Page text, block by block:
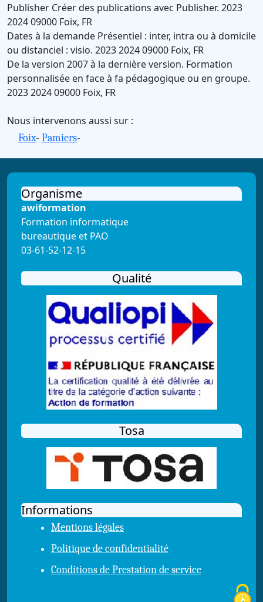
Publisher Créer des publications avec Publisher. 2023
202409000 Foix, FR
Dates à la demande Présentiel : inter, intra ou à domicile
ou distanciel : visio. 2023202409000 Foix, FR
De la version 2007 à la dernière version. Formation
personnalisée en face à fa pédagogique ou en groupe.
2023202409000 Foix, FR
Nous intervenons aussi sur :
Foix- Pamiers-
Organisme
awiformation
Formation informatique
bureautique et PAO
03-61-52-12-15
Qualité
Tosa
Informations
Mentions légales
Politique de confidentialité
Conditions de Prestation de service